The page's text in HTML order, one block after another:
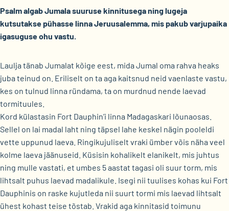
Psalm algab Jumala suuruse kinnitusega ning lugeja
kutsutakse pühasse linna Jeruusalemma, mis pakub varjupaika
igasuguse ohu vastu.
Laulja tänab Jumalat kõige eest, mida Jumal oma rahva heaks
juba teinud on. Eriliselt on ta aga kaitsnud neid vaenlaste vastu,
kes on tulnud linna ründama, ta on murdnud nende laevad
tormituules.
Kord külastasin Fort Dauphin’i linna Madagaskari lõunaosas.
Sellel on lai madal laht ning täpsel lahe keskel nägin pooleldi
vette uppunud laeva. Ringikujuliselt vraki ümber võis näha veel
kolme laeva jäänuseid. Küsisin kohalikelt elanikelt, mis juhtus
ning mulle vastati, et umbes 5 aastat tagasi oli suur torm, mis
lihtsalt puhus laevad madalikule. Isegi nii tuulises kohas kui Fort
Dauphinis on raske kujutleda nii suurt tormi mis laevad lihtsalt
ühest kohast teise tõstab. Vrakid aga kinnitasid toimunu